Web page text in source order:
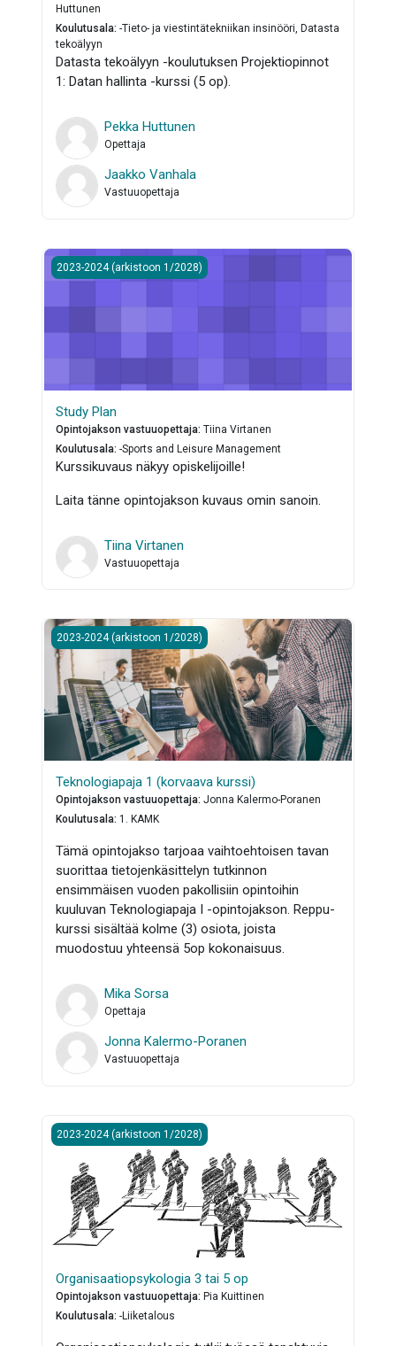
Huttunen
Koulutusala:-Tieto- ja viestintätekniikan insinööri, Datasta
tekoälyyn
Datasta tekoälyyn -koulutuksen Projektiopinnot
1: Datan hallinta -kurssi (5 op).
Pekka Huttunen
Opettaja
Jaakko Vanhala
Vastuuopettaja
Study Plan
2023-2024 (arkistoon 1/2028)
Study Plan
Opintojakson vastuuopettaja:Tiina Virtanen
Koulutusala:-Sports and Leisure Management
Kurssikuvaus näkyy opiskelijoille!
Laita tänne opintojakson kuvaus omin sanoin.
Tiina Virtanen
Vastuuopettaja
Teknologiapaja 1 (korvaava kurssi)
2023-2024 (arkistoon 1/2028)
Teknologiapaja 1 (korvaava kurssi)
Opintojakson vastuuopettaja:Jonna Kalermo-Poranen
Koulutusala: 1. KAMK
Tämä opintojakso tarjoaa vaihtoehtoisen tavan
suorittaa tietojenkäsittelyn tutkinnon
ensimmäisen vuoden pakollisiin opintoihin
kuuluvan Teknologiapaja I -opintojakson. Reppu-
kurssi sisältää kolme (3) osiota, joista
muodostuu yhteensä 5op kokonaisuus.
Mika Sorsa
Opettaja
Jonna Kalermo-Poranen
Vastuuopettaja
Organisaatiopsykologia 3 tai 5 op
2023-2024 (arkistoon 1/2028)
Organisaatiopsykologia 3 tai 5 op
Opintojakson vastuuopettaja: Pia Kuittinen
Koulutusala:-Liiketalous